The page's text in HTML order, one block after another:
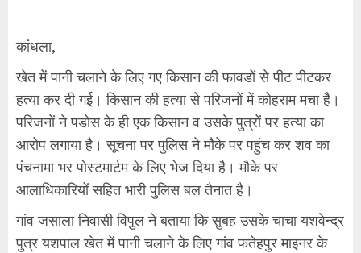
कांधला,
खेत में पानी चलाने के लिए गए किसान की फावडों से पीट पीटकर
हत्या कर दी गई। किसान की हत्या से परिजनों में कोहराम मचा है।
परिजनों ने पडोस के ही एक किसान व उसके पुत्रों पर हत्या का
आरोप लगाया है। सूचना पर पुलिस ने मौके पर पहुंच कर शव का
पंचनामा भर पोस्टमार्टम के लिए भेज दिया है। मौके पर
आलाधिकारियों सहित भारी पुलिस बल तैनात है।
गांव जसाला निवासी विपुल ने बताया कि सुबह उसके चाचा यशवेन्द्र
पुत्र यशपाल खेत में पानी चलाने के लिए गांव फतेहपुर माइनर के